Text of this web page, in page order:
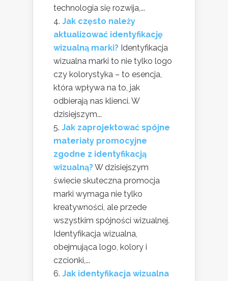
technologia się rozwija,...
Jak często należy
aktualizować identyfikację
wizualną marki? Identyfikacja
wizualna marki to nie tylko logo
czy kolorystyka – to esencja,
która wpływa na to, jak
odbierają nas klienci. W
dzisiejszym...
Jak zaprojektować spójne
materiały promocyjne
zgodne z identyfikacją
wizualną?W dzisiejszym
świecie skuteczna promocja
marki wymaga nie tylko
kreatywności, ale przede
wszystkim spójności wizualnej.
Identyfikacja wizualna,
obejmująca logo, kolory i
czcionki,...
Jak identyfikacja wizualna